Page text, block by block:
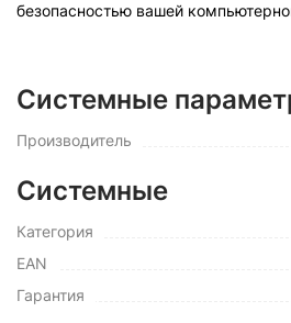
безопасностью вашей
Системные
Производитель
Системные
Категория
EAN
Гарантия